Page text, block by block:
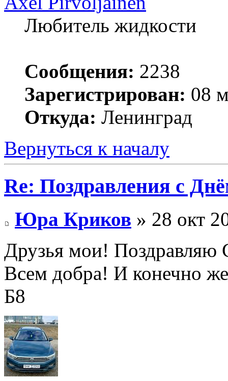
Любитель жидкости
Сообщения: 2238
Зарегистрирован: 08
Откуда: Ленинград
Вернуться к началу
Re: Поздравления с
Юра Криков » 28 окт
Друзья мои! Поздравляю
Всем добра! И конечно
Б8